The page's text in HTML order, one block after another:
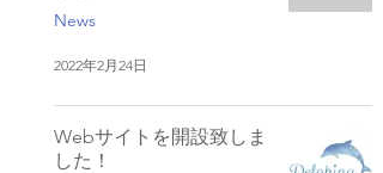
News
2022年2月24日
Webサイトを開設致しま
した！